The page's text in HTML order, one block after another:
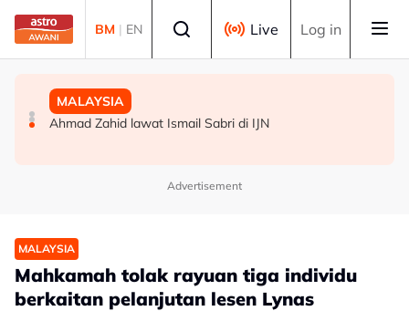
Skip to main content
BM | EN Live Log in
BISNES
Ringgit kekal ditutup kukuh berbanding dolar AS
MALAYSIA
Mahkamah tolak rayuan Siti Kasim berhubung perintah
MALAYSIA
Ahmad Zahid lawat Ismail Sabri di IJN
Advertisement
MALAYSIA
Mahkamah tolak rayuan tiga individu
berkaitan pelanjutan lesen Lynas